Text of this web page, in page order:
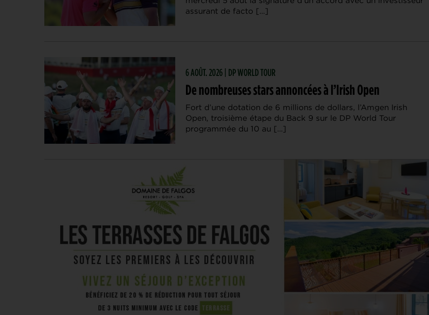
assurant de facto […]
6 AOÛT. 2026 | DP WORLD TOUR
De nombreuses stars annoncées à l’Irish Open
Fort d’une dotation de 6 millions de dollars, l’Amgen Irish
Open, troisième étape du Back 9 sur le DP World Tour
programmée du 10 au […]